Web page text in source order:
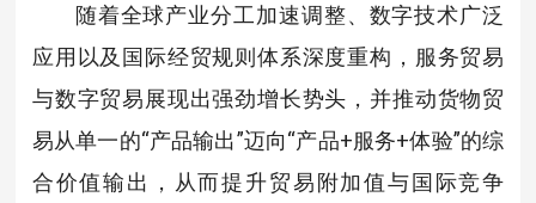
随着全球产业分工加速调整、数字技术广泛
应用以及国际经贸规则体系深度重构，服务贸易
与数字贸易展现出强劲增长势头，并推动货物贸
易从单一的“产品输出”迈向“产品+服务+体验”的综
合价值输出，从而提升贸易附加值与国际竞争